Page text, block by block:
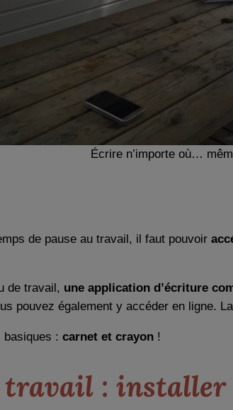
Écrire n’importe où…
de pause au travail, il faut pouvoir
de travail, une application d’écriture
pouvez également y accéder en ligne.
: carnet et crayon !
: installer